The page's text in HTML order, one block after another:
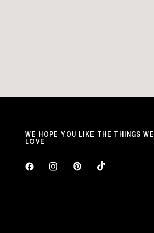
WE HOPE YOU LIKE THE THINGS WE
LOVE